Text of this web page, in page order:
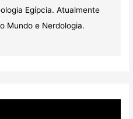
Egípcia. Atualmente
Mundo e Nerdologia.